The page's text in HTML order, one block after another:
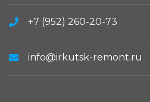
+7 (952) 260-20-73
info@irkutsk-remont.ru